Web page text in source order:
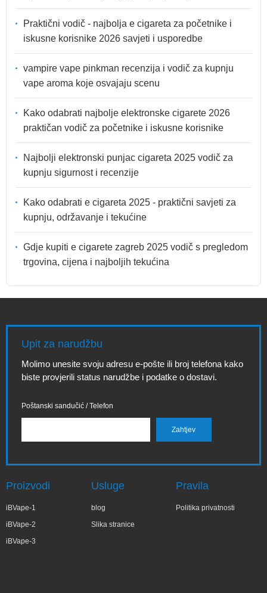
Praktični vodič - najbolja e cigareta za početnike i
iskusne korisnike 2026 savjeti i usporedbe
vampire vape pinkman recenzija i vodič za kupnju
vape aroma koje osvajaju scenu
Kako odabrati najbolje elektronske cigarete 2026
praktičan vodič za početnike i iskusne korisnike
Najbolji elektronski punjac cigareta 2025 vodič za
kupnju sigurnost i recenzije
Kako odabrati e cigareta 2025 - praktični savjeti za
kupnju, održavanje i tekućine
Gdje kupiti e cigarete zagreb 2025 vodič s pregledom
trgovina, cijena i najboljih tekućina
Upit za narudžbu
Molimo unesite svoju adresu e-pošte ili broj telefona kako
biste provjerili status narudžbe i podatke o dostavi.
Poštanski sandučić / Telefon
Proizvodi
iBVape-1
iBVape-2
iBVape-3
Usluge
blog
Slika stranice
Pravila
Politika privatnosti